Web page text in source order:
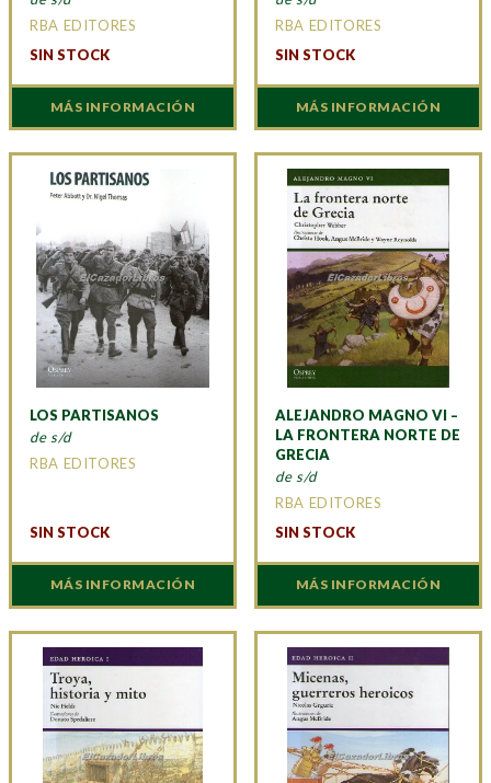
RBA EDITORES
SIN STOCK
MÁS INFORMACIÓN
RBA EDITORES
SIN STOCK
MÁS INFORMACIÓN
LOS PARTISANOS
de s/d
RBA EDITORES
SIN STOCK
MÁS INFORMACIÓN
ALEJANDRO MAGNO VI –
LA FRONTERA NORTE DE
GRECIA
de s/d
RBA EDITORES
SIN STOCK
MÁS INFORMACIÓN